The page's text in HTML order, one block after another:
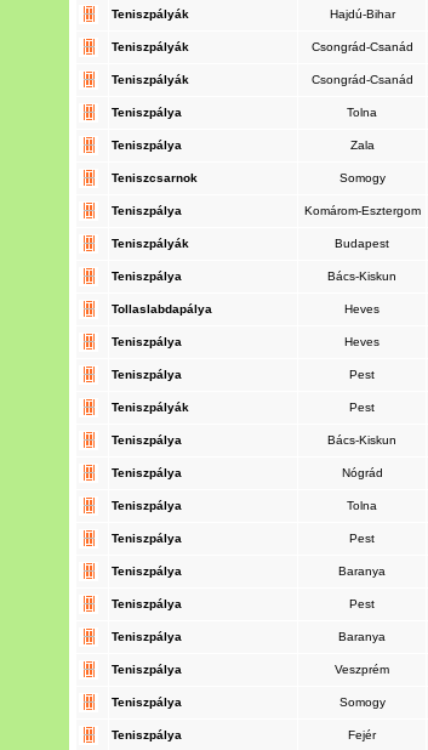
Teniszpályák Hajdú-Bihar
Teniszpályák Csongrád-Csanád
Teniszpályák Csongrád-Csanád
Teniszpálya Tolna
Teniszpálya Zala
Teniszcsarnok Somogy
Teniszpálya Komárom-Esztergom
Teniszpályák Budapest
Teniszpálya Bács-Kiskun
Tollaslabdapálya Heves
Teniszpálya Heves
Teniszpálya Pest
Teniszpályák Pest
Teniszpálya Bács-Kiskun
Teniszpálya Nógrád
Teniszpálya Tolna
Teniszpálya Pest
Teniszpálya Baranya
Teniszpálya Pest
Teniszpálya Baranya
Teniszpálya Veszprém
Teniszpálya Somogy
Teniszpálya Fejér